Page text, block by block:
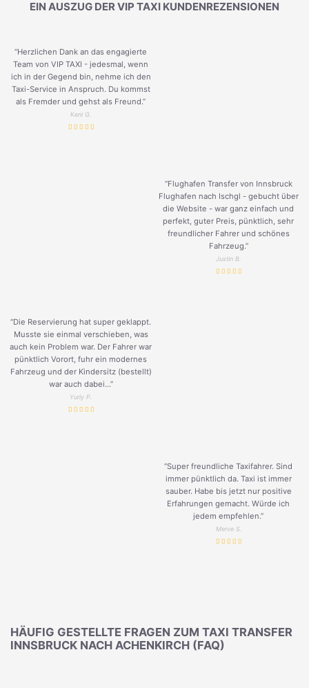
EIN AUSZUG DER VIP TAXI KUNDENREZENSIONEN
“Herzlichen Dank an das engagierte
Team von VIP TAXI - jedesmal, wenn
ich in der Gegend bin, nehme ich den
Taxi-Service in Anspruch. Du kommst
als Fremder und gehst als Freund.”
Keni G.
“Flughafen Transfer von Innsbruck
Flughafen nach Ischgl - gebucht über
die Website - war ganz einfach und
perfekt, guter Preis, pünktlich, sehr
freundlicher Fahrer und schönes
Fahrzeug.”
Justin B.
“Die Reservierung hat super geklappt.
Musste sie einmal verschieben, was
auch kein Problem war. Der Fahrer war
pünktlich Vorort, fuhr ein modernes
Fahrzeug und der Kindersitz (bestellt)
war auch dabei...”
Yuriy P.
“Super freundliche Taxifahrer. Sind
immer pünktlich da. Taxi ist immer
sauber. Habe bis jetzt nur positive
Erfahrungen gemacht. Würde ich
jedem empfehlen.”
Merve S.
HÄUFIG GESTELLTE FRAGEN ZUM TAXI TRANSFER
INNSBRUCK NACH ACHENKIRCH (FAQ)